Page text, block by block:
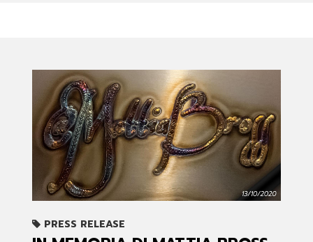
PRESS RELEASE